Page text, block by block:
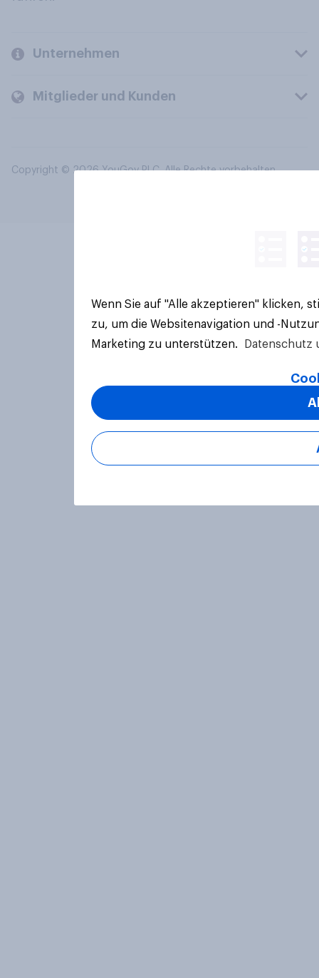
Unternehmen
Mitglieder und Kunden
Copyright © 2026 YouGov PLC. Alle Rechte vorbehalten.
Wenn Sie auf "Alle akzeptieren" klicken,
zu, um die Websitenavigation und -
Marketing zu unterstützen.
Datenschutz